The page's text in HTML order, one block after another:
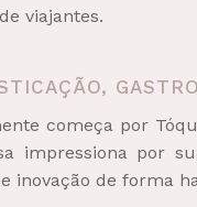
viajantes.
começa por
impressiona por
inovação de forma